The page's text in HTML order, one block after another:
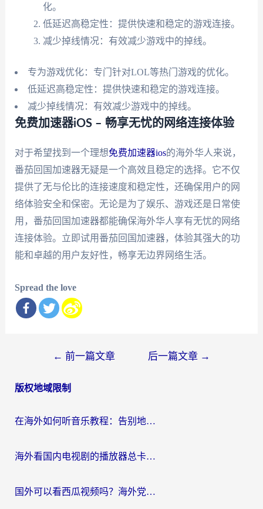
化。
低延迟高稳定性：提供快速和稳定的游戏连接。
减少掉线情况：有效减少游戏中的掉线。
专为游戏优化：专门针对LOL等热门游戏的优化。
低延迟高稳定性：提供快速和稳定的游戏连接。
减少掉线情况：有效减少游戏中的掉线。
免费加速器iOS – 畅享无忧的网络连接体验
对于希望找到一个理想免费加速器ios的海外华人来说，
番茄回国加速器无疑是一个高效且稳定的选择。它不仅
提供了无与伦比的连接速度和稳定性，还确保用户的网
络体验安全和保密。无论是为了娱乐、游戏还是日常使
用，番茄回国加速器都能确保海外华人享有无忧的网络
连接体验。立即试用番茄回国加速器，体验其强大的功
能和卓越的用户友好性，畅享无边界网络生活。
Spread the love
导
← 前一篇文章 后一篇文章 →
版权地域限制
在海外如何听音乐教程：告别地域限制，随时听见国内的声音
海外看国内电视剧的播放器总卡顿？选对回国加速器才是关键
国外可以看西瓜视频吗？海外党追剧看片的终极解决方案